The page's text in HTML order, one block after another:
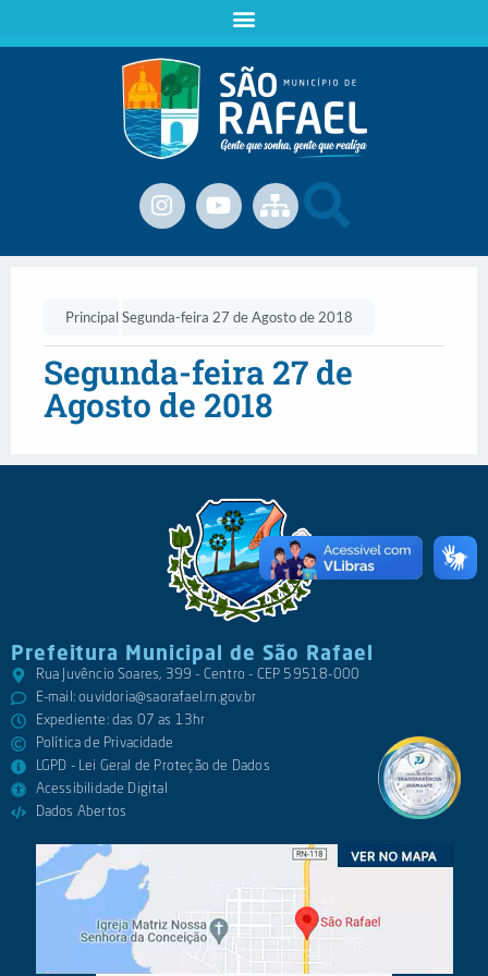
PrincipalSegunda-feira 27 de Agosto de 2018
Segunda-feira 27 de
Agosto de 2018
Prefeitura Municipal de São Rafael
Rua Juvêncio Soares, 399 - Centro - CEP 59518-000
E-mail:ouvidoria@saorafael.rn.gov.br
Expediente: das 07 as 13hr
Política de Privacidade
LGPD - Lei Geral de Proteção de Dados
Acessibilidade Digital
Dados Abertos